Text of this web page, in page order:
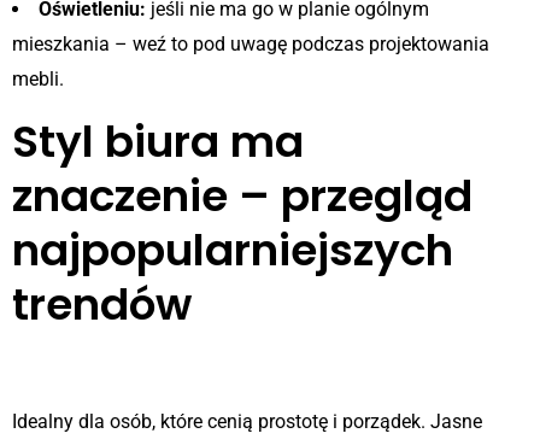
Oświetleniu: jeśli nie ma go w planie ogólnym
mieszkania – weź to pod uwagę podczas projektowania
mebli.
Styl biura ma
znaczenie – przegląd
najpopularniejszych
trendów
Idealny dla osób, które cenią prostotę i porządek. Jasne